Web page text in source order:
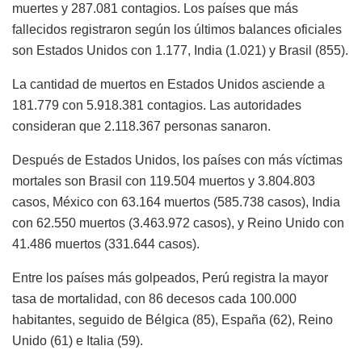
muertes y 287.081 contagios. Los países que más
fallecidos registraron según los últimos balances oficiales
son Estados Unidos con 1.177, India (1.021) y Brasil (855).
La cantidad de muertos en Estados Unidos asciende a
181.779 con 5.918.381 contagios. Las autoridades
consideran que 2.118.367 personas sanaron.
Después de Estados Unidos, los países con más víctimas
mortales son Brasil con 119.504 muertos y 3.804.803
casos, México con 63.164 muertos (585.738 casos), India
con 62.550 muertos (3.463.972 casos), y Reino Unido con
41.486 muertos (331.644 casos).
Entre los países más golpeados, Perú registra la mayor
tasa de mortalidad, con 86 decesos cada 100.000
habitantes, seguido de Bélgica (85), España (62), Reino
Unido (61) e Italia (59).